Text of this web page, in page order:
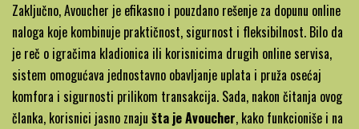
Zaključno, Avoucher je efikasno i pouzdano rešenje za dopunu online
naloga koje kombinuje praktičnost, sigurnost i fleksibilnost. Bilo da
je reč o igračima kladionica ili korisnicima drugih online servisa,
sistem omogućava jednostavno obavljanje uplata i pruža osećaj
komfora i sigurnosti prilikom transakcija. Sada, nakon čitanja ovog
članka, korisnici jasno znaju šta je Avoucher, kako funkcioniše i na